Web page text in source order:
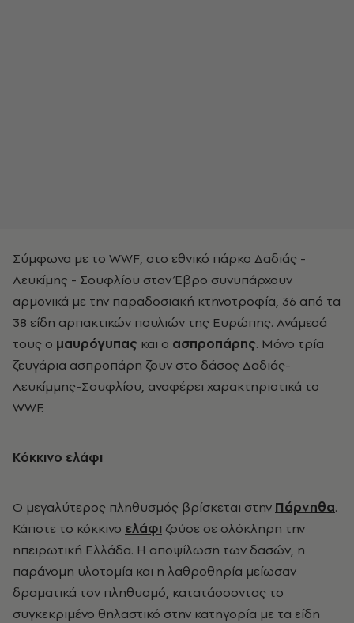
Σύμφωνα με το WWF, στο εθνικό πάρκο Δαδιάς -
Λευκίμης - Σουφλίου στον Έβρο συνυπάρχουν
αρμονικά με την παραδοσιακή κτηνοτροφία, 36 από τα
38 είδη αρπακτικών πουλιών της Ευρώπης. Ανάμεσά
τους ο μαυρόγυπας και ο ασπροπάρης. Μόνο τρία
ζευγάρια ασπροπάρη ζουν στο δάσος Δαδιάς-
Λευκίμμης-Σουφλίου, αναφέρει χαρακτηριστικά το
WWF.
Κόκκινο ελάφι
Ο μεγαλύτερος πληθυσμός βρίσκεται στην Πάρνηθα.
Κάποτε το κόκκινο ελάφι ζούσε σε ολόκληρη την
ηπειρωτική Ελλάδα. Η αποψίλωση των δασών, η
παράνομη υλοτομία και η λαθροθηρία μείωσαν
δραματικά τον πληθυσμό, κατατάσσοντας το
συγκεκριμένο θηλαστικό στην κατηγορία με τα είδη